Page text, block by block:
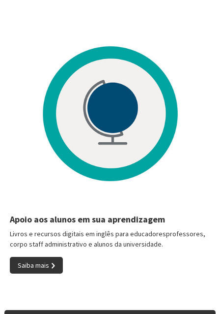
Apoio aos alunos em sua aprendizagem
Livros e recursos digitais em inglês para educadoresprofessores,
corpo staff administrativo e alunos da universidade.
Saiba mais